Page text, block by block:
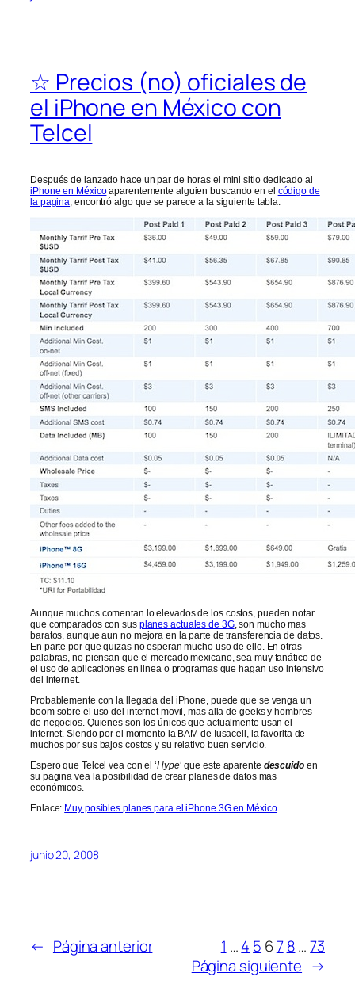
☆ Precios (no) oficiales de
el iPhone en México con
Telcel
Después de lanzado hace un par de horas el mini sitio dedicado al
iPhone en Méxicoaparentemente alguien buscando en el código de
la pagina, encontró algo que se parece a la siguiente tabla:
Aunque muchos comentan lo elevados de los costos, pueden notar
que comparados con sus planes actuales de 3G, son mucho mas
baratos, aunque aun no mejora en la parte de transferencia de datos.
En parte por que quizas no esperan mucho uso de ello. En otras
palabras, no piensan que el mercado mexicano, sea muy fanático de
el uso de aplicaciones en linea o programas que hagan uso intensivo
del internet.
Probablemente con la llegada del iPhone, puede que se venga un
boom sobre el uso del internet movil, mas alla de geeks y hombres
de negocios. Quienes son los únicos que actualmente usan el
internet. Siendo por el momento la BAM de Iusacell, la favorita de
muchos por sus bajos costos y su relativo buen servicio.
Espero que Telcel vea con el ‘Hype‘ que este aparente descuidoen
su pagina vea la posibilidad de crear planes de datos mas
económicos.
Enlace: Muy posibles planes para el iPhone 3G en México
junio 20, 2008
← Página anterior 1 …4 5 67 8…73
Página siguiente →